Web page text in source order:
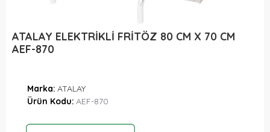
ATALAY ELEKTRİKLİ FRİTÖZ 80 CM X 70 CM
AEF-870
Marka: ATALAY
Ürün Kodu: AEF-870